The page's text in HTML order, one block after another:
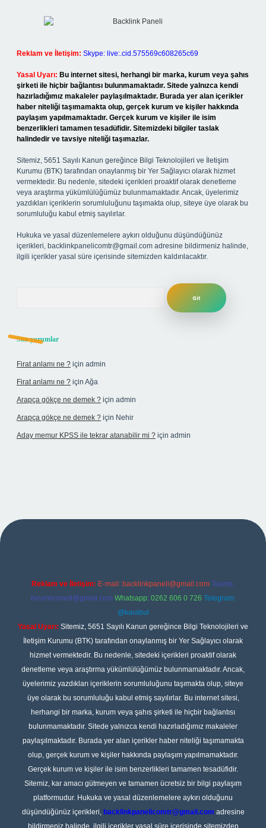
Reklam ve İletişim: Skype: live:.cid.575569c608265c69
Yasal Uyarı: Bu internet sitesi, herhangi bir marka, kurum veya şahıs
şirketi ile hiçbir bağlantısı bulunmamaktadır. Sitede yalnızca kendi
hazırladığımız makaleler paylaşılmaktadır. Burada yer alan içerikler
haber niteliği taşımamakta olup, gerçek kurum ve kişiler hakkında
paylaşım yapılmamaktadır. Gerçek kurum ve kişiler ile isim
benzerlikleri tamamen tesadüfidir. Sitemizdeki bilgiler taslak
halindedir ve tavsiye niteliği taşımazlar.
Sitemiz, 5651 Sayılı Kanun gereğince Bilgi Teknolojileri ve İletişim
Kurumu (BTK) tarafından onaylanmış bir Yer Sağlayıcı olarak hizmet
vermektedir. Bu nedenle, sitedeki içerikleri proaktif olarak denetleme
veya araştırma yükümlülüğümüz bulunmamaktadır. Ancak, üyelerimiz
yazdıkları içeriklerin sorumluluğunu taşımakta olup, siteye üye olarak bu
sorumluluğu kabul etmiş sayılırlar.
Hukuka ve yasal düzenlemelere aykırı olduğunu düşündüğünüz
içerikleri, backlinkpanelicomtr@gmail.com adresine bildirmeniz halinde,
ilgili içerikler yasal süre içerisinde sitemizden kaldırılacaktır.
Son yorumlar
Firat anlamı ne ? için admin
Firat anlamı ne ? için Ağa
Arapça gökçe ne demek ? için admin
Arapça gökçe ne demek ? için Nehir
Aday memur KPSS ile tekrar atanabilir mi ? için admin
Reklam ve İletişim: E-mail: backlinkpaneli@gmail.com Teams:
forumhizmeti@gmail.com Whatsapp: 0262 606 0 726 Telegram:
@karabul
Yasal Uyarı: Sitemiz, 5651 Sayılı Kanun gereğince Bilgi Teknolojileri ve
İletişim Kurumu (BTK) tarafından onaylanmış bir Yer Sağlayıcı olarak
hizmet vermektedir. Bu nedenle, sitedeki içerikleri proaktif olarak
denetleme veya araştırma yükümlülüğümüz bulunmamaktadır. Ancak,
üyelerimiz yazdıkları içeriklerin sorumluluğunu taşımakta olup, siteye
üye olarak bu sorumluluğu kabul etmiş sayılırlar. Bu internet sitesi,
herhangi bir marka, kurum veya şahıs şirketi ile hiçbir bağlantısı
bulunmamaktadır. Sitede yalnızca kendi hazırladığımız makaleler
paylaşılmaktadır. Burada yer alan içerikler haber niteliği taşımamakta
olup, gerçek kurum ve kişiler hakkında paylaşım yapılmamaktadır.
Gerçek kurum ve kişiler ile isim benzerlikleri tamamen tesadüfidir.
Sitemiz, kar amacı gütmeyen ve tamamen ücretsiz bir bilgi paylaşım
platformudur. Hukuka ve yasal düzenlemelere aykırı olduğunu
düşündüğünüz içerikleri, backlinkpanelicomtr@gmail.com adresine
bildirmeniz halinde, ilgili içerikler yasal süre içerisinde sitemizden